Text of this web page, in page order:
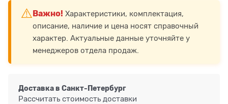
⚠️ Важно! Характеристики, комплектация,
описание, наличие и цена носят справочный
характер. Актуальные данные уточняйте у
менеджеров отдела продаж.
Доставка в Санкт-Петербург
Рассчитать стоимость доставки